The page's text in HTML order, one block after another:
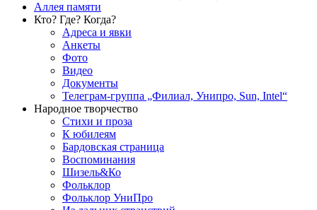
Аллея памяти
Кто? Где? Когда?
Адреса и явки
Анкеты
Фото
Видео
Документы
Телеграм-группа „Филиал, Унипро, Sun, Intel“
Народное творчество
Стихи и проза
К юбилеям
Бардовская страница
Воспоминания
Шизель&Ко
Фольклор
Фольклор УниПро